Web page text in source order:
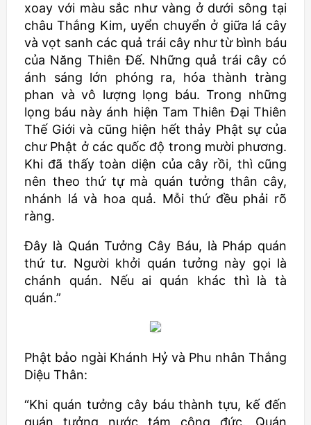
xoay với màu sắc như vàng ở dưới sông tại
châu Thắng Kim, uyển chuyển ở giữa lá cây
và vọt sanh các quả trái cây như từ bình báu
của Năng Thiên Đế. Những quả trái cây có
ánh sáng lớn phóng ra, hóa thành tràng
phan và vô lượng lọng báu. Trong những
lọng báu này ánh hiện Tam Thiên Đại Thiên
Thế Giới và cũng hiện hết thảy Phật sự của
chư Phật ở các quốc độ trong mười phương.
Khi đã thấy toàn diện của cây rồi, thì cũng
nên theo thứ tự mà quán tưởng thân cây,
nhánh lá và hoa quả. Mỗi thứ đều phải rõ
ràng.
Đây là Quán Tưởng Cây Báu, là Pháp quán
thứ tư. Người khởi quán tưởng này gọi là
chánh quán. Nếu ai quán khác thì là tà
quán.”
Phật bảo ngài Khánh Hỷ và Phu nhân Thắng
Diệu Thân:
“Khi quán tưởng cây báu thành tựu, kế đến
quán tưởng nước tám công đức. Quán